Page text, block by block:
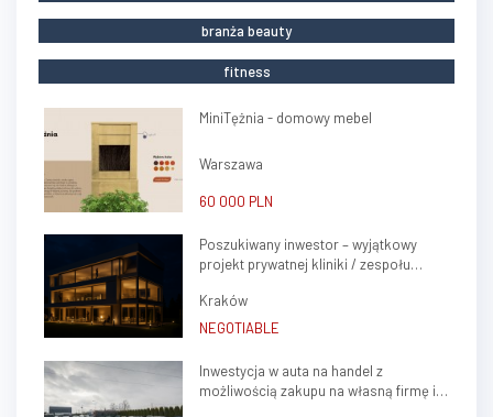
branża beauty
fitness
MiniTężnia - domowy mebel
Warszawa
60 000 PLN
Poszukiwany inwestor – wyjątkowy
projekt prywatnej kliniki / zespołu
(Krowodrza)
Kraków
NEGOTIABLE
Inwestycja w auta na handel z
możliwością zakupu na własną firmę i